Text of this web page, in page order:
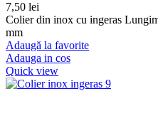
7,50 lei
Colier din inox cu ingeras
mm
Adaugă la favorite
Adauga in cos
Quick view